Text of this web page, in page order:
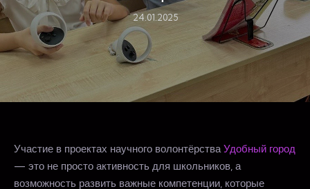
24.01.2025
Участие в проектах научного волонтёрстваУдобный город
— это не просто активность для школьников, а
возможность развить важные компетенции, которые